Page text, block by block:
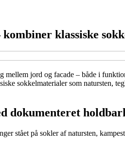
klassiske
mellem jord og facade – både i
sokkelmaterialer som natursten,
dokumenteret
stået på sokler af natursten,